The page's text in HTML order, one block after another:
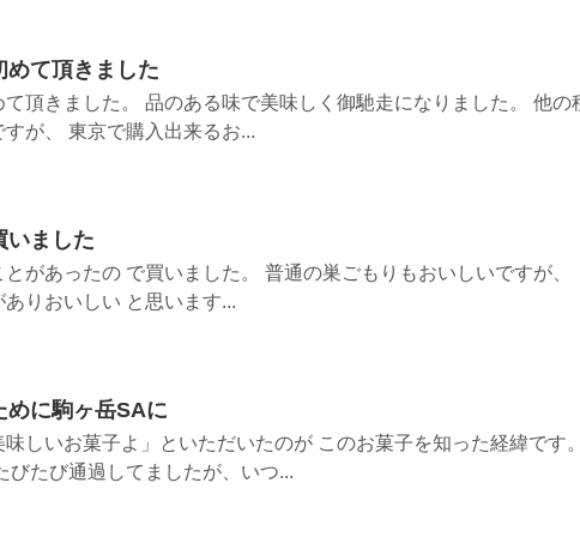
めて頂きました
頂きました。 品のある味で美味しく御馳走になりました。 他の
が、 東京で購入出来るお...
いました
があったの で買いました。 普通の巣ごもりもおいしいですが、
りおいしい と思います...
めに駒ヶ岳SAに
味しいお菓子よ」といただいたのが このお菓子を知った経緯です
びたび通過してましたが、いつ...